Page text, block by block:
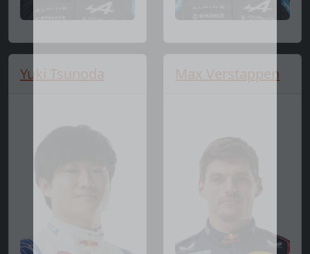
Yuki Tsunoda Max Verstappen